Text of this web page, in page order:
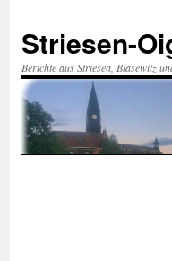
springen
Striesen-
Berichte aus Striesen, Blasewitz